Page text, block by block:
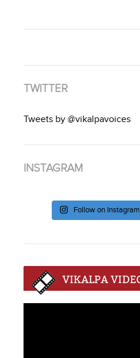
TWITTER
Tweets by @vikalpavoices
INSTAGRAM
Follow on Instagram